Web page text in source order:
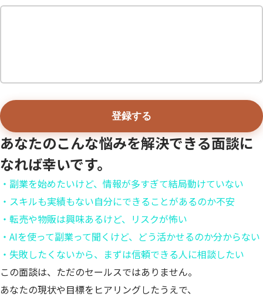
あなたのこんな悩みを解決できる面談に
なれば幸いです。
・副業を始めたいけど、情報が多すぎて結局動けていない
・スキルも実績もない自分にできることがあるのか不安
・転売や物販は興味あるけど、リスクが怖い
・AIを使って副業って聞くけど、どう活かせるのか分からない
・失敗したくないから、まずは信頼できる人に相談したい
この面談は、ただのセールスではありません。
あなたの現状や目標をヒアリングしたうえで、